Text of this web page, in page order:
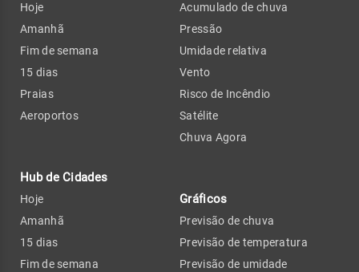
Hoje
Amanhã
Fim de semana
15 dias
Praias
Aeroportos
Hub de Cidades
Hoje
Amanhã
15 dias
Fim de semana
Acumulado de chuva
Pressão
Umidade relativa
Vento
Risco de Incêndio
Satélite
Chuva Agora
Gráficos
Previsão de chuva
Previsão de temperatura
Previsão de umidade